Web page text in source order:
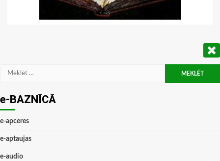
Meklēt:
e-BAZNĪCĀ
e-apceres
e-aptaujas
e-audio